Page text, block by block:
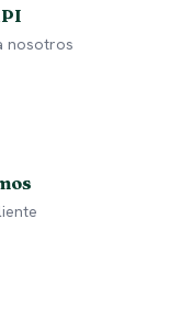
nosotros